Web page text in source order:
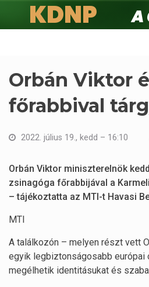
KDNP
A családokért.
Orbán Viktor
főrabbival
2022. július 19., kedd – 16:10
Orbán Viktor miniszterelnök
zsinagóga főrabbijával a
– tájékoztatta az MTI-t Havasi
MTI
A találkozón – melyen részt vett
egyik legbiztonságosabb európai
megélhetik identitásukat és